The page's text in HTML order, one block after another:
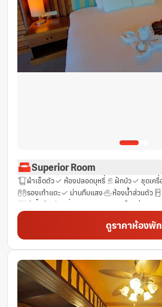
Superior Room
ผ้าเช็ดตัว ห้องปลอดบุหรี่ ฝักบัว
ชุดเค
รองเท้าแตะ
ม่านทึบแสง ห้องน้ำส่วนตัว
ตู้เสื้อผ้า
ไดร์เป่าผม
ระเบียง รูมเซอร์วิส
ห้องสุขาเพิ่มเติม
เตียงสำหรับเด็ก (เมื่อแจ้ง
ผลิตภัณฑ์ทำความสะอาด
โต๊ะ กาน้ำร้อนไ
เก้าอี้สูง
ก่อให้เกิดอาการภูมิแพ้น้อย ตู้นิร
บริการด้านความปลอดภัย
ช่องเคเบิ้ล
เตา
โซฟา
โทรศัพท์ ฟรีของใช้ในห้องน้ำ
ถัง
ห้องอาบน้ำฝักบัวแบบวอล์คอิน
ดูราคาห้องพัก